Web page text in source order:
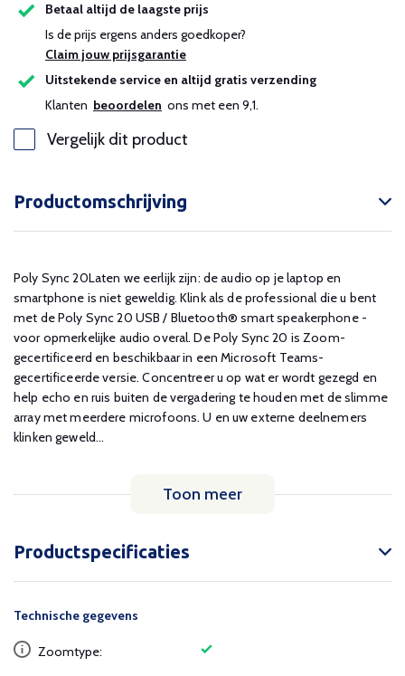
Betaal altijd de laagste prijs
Is de prijs ergens anders goedkoper?
Claim jouw prijsgarantie
Uitstekende service en altijd gratis verzending
Klanten beoordelen ons met een 9,1.
Vergelijk dit product
Productomschrijving
Poly Sync 20Laten we eerlijk zijn: de audio op je laptop en
smartphone is niet geweldig. Klink als de professional die u bent
met de Poly Sync 20 USB / Bluetooth® smart speakerphone -
voor opmerkelijke audio overal. De Poly Sync 20 is Zoom-
gecertificeerd en beschikbaar in een Microsoft Teams-
gecertificeerde versie. Concentreer u op wat er wordt gezegd en
help echo en ruis buiten de vergadering te houden met de slimme
array met meerdere microfoons. U en uw externe deelnemers
klinken geweld...
Toon meer
Productspecificaties
Technische gegevens
Zoomtype: